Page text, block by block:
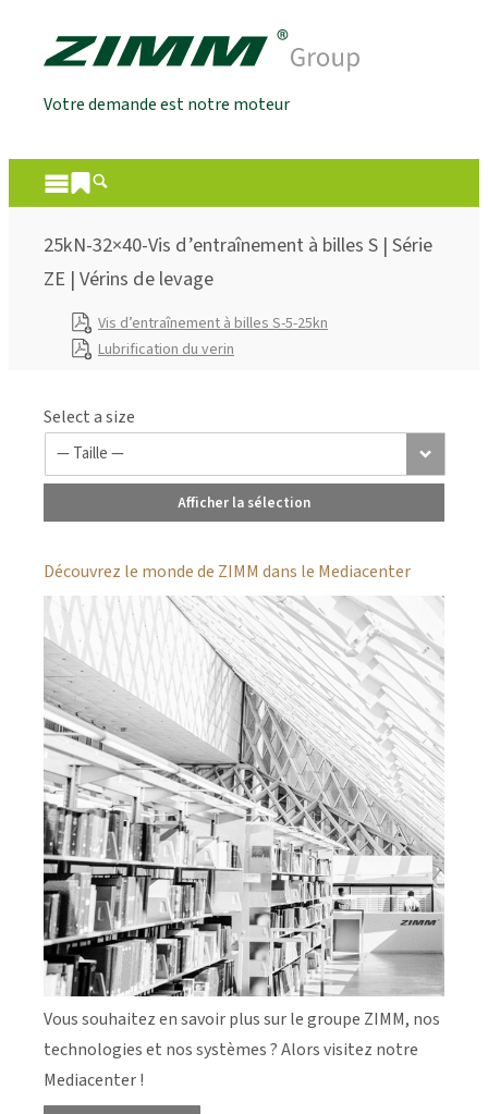
Votre demande est notre moteur
25kN-32×40-Vis d’entraînement à billes S | Série
ZE | Vérins de levage
Vis d’entraînement à billes S-5-25kn
Lubrification du verin
Select a size
Afficher la sélection
Découvrez le monde de ZIMM dans le Mediacenter
Vous souhaitez en savoir plus sur le groupe ZIMM, nos
technologies et nos systèmes ? Alors visitez notre
Mediacenter !